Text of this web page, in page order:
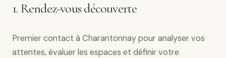
1. Rendez-vous découverte
Premier contact à Charantonnay pour analyser vos
attentes, évaluer les espaces et définir votre